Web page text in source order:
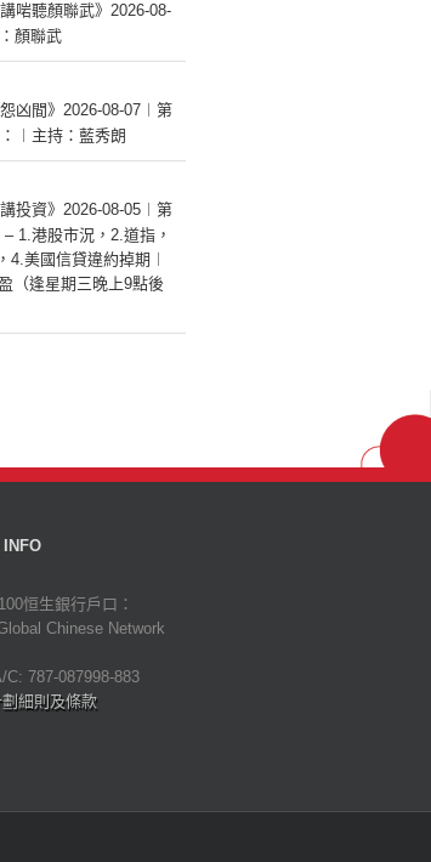
講啱聽顏聯武》2026-08-
顏聯武
怨凶間》2026-08-07︱第
︱主持：藍秀朗
講投資》2026-08-05︱第
1.港股市況，2.道指，
4.美國信貸違約掉期︱
（逢星期三晚上9點後
INFO
恒生銀行戶口：
Chinese Network
C: 787-087998-883
細則及條款